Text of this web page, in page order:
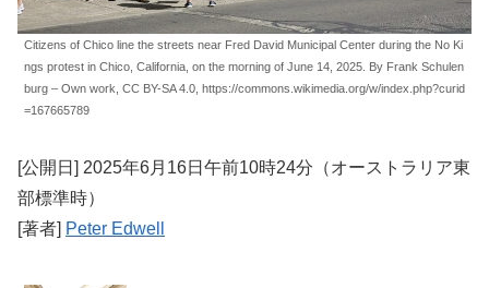
Citizens of Chico line the streets near Fred David Municipal Center during the No Ki
ngs protest in Chico, California, on the morning of June 14, 2025. By Frank Schulen
burg – Own work, CC BY-SA 4.0, https://commons.wikimedia.org/w/index.php?curid
=167665789
[公開日] 2025年6月16日午前10時24分（オーストラリア東
部標準時）
[著者] Peter Edwell